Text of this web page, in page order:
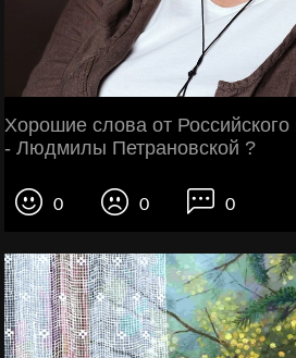
Хорошие слова от Российского
- Людмилы Петрановской ?
0 0 0